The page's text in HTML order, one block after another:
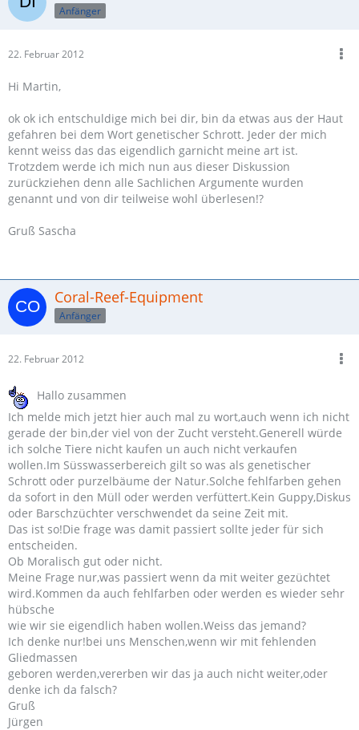
Anfänger
22. Februar 2012
Hi Martin,
ok ok ich entschuldige mich bei dir, bin da etwas aus der Haut
gefahren bei dem Wort genetischer Schrott. Jeder der mich
kennt weiss das das eigendlich garnicht meine art ist.
Trotzdem werde ich mich nun aus dieser Diskussion
zurückziehen denn alle Sachlichen Argumente wurden
genannt und von dir teilweise wohl überlesen!?
Gruß Sascha
Coral-Reef-Equipment
Anfänger
22. Februar 2012
Hallo zusammen
Ich melde mich jetzt hier auch mal zu wort,auch wenn ich nicht
gerade der bin,der viel von der Zucht versteht.Generell würde
ich solche Tiere nicht kaufen un auch nicht verkaufen
wollen.Im Süsswasserbereich gilt so was als genetischer
Schrott oder purzelbäume der Natur.Solche fehlfarben gehen
da sofort in den Müll oder werden verfüttert.Kein Guppy,Diskus
oder Barschzüchter verschwendet da seine Zeit mit.
Das ist so!Die frage was damit passiert sollte jeder für sich
entscheiden.
Ob Moralisch gut oder nicht.
Meine Frage nur,was passiert wenn da mit weiter gezüchtet
wird.Kommen da auch fehlfarben oder werden es wieder sehr
hübsche
wie wir sie eigendlich haben wollen.Weiss das jemand?
Ich denke nur!bei uns Menschen,wenn wir mit fehlenden
Gliedmassen
geboren werden,vererben wir das ja auch nicht weiter,oder
denke ich da falsch?
Gruß
Jürgen